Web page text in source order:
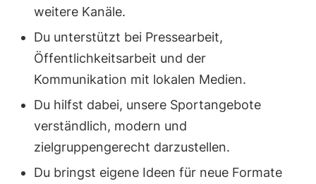
weitere Kanäle.
Du unterstützt bei Pressearbeit,
Öffentlichkeitsarbeit und der
Kommunikation mit lokalen Medien.
Du hilfst dabei, unsere Sportangebote
verständlich, modern und
zielgruppengerecht darzustellen.
Du bringst eigene Ideen für neue Formate